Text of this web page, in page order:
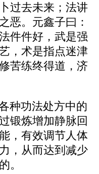
过去未来；法讲
恶。元鑫子曰：
件件好，武是强
，术是指点迷津
苦练终得道，济
种功法处方中的
锻炼增加静脉回
，有效调节人体
，从而达到减少
。